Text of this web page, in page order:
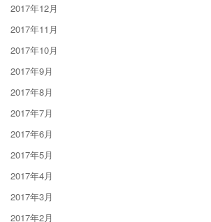
2017年12月
2017年11月
2017年10月
2017年9月
2017年8月
2017年7月
2017年6月
2017年5月
2017年4月
2017年3月
2017年2月